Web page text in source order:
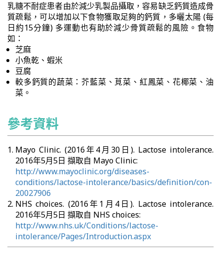
乳糖不耐症患者由於減少乳製品攝取，容易缺乏鈣質造成骨
質疏鬆，可以增加以下食物獲取足夠的鈣質，多曬太陽 (每
日約15分鐘) 多運動也有助於減少骨質疏鬆的風險。食物
如：
芝麻
小魚乾、蝦米
豆腐
較多鈣質的蔬菜：芥藍菜、莧菜、紅鳳菜、花椰菜、油
菜。
參考資料
Mayo Clinic. (2016年4月30日). Lactose intolerance.
2016年5月5日 擷取自 Mayo Clinic:
http://www.mayoclinic.org/diseases-
conditions/lactose-intolerance/basics/definition/con-
20027906
NHS choices. (2016年1月4日). Lactose intolerance.
2016年5月5日 擷取自 NHS choices:
http://www.nhs.uk/Conditions/lactose-
intolerance/Pages/Introduction.aspx